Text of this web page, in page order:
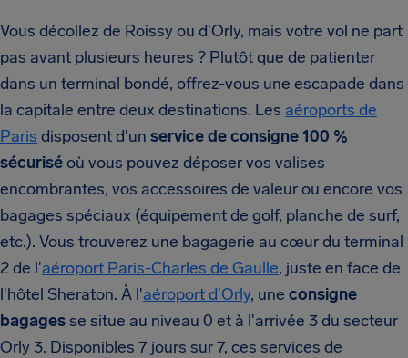
Vous décollez de Roissy ou d'Orly, mais votre vol ne part
pas avant plusieurs heures ? Plutôt que de patienter
dans un terminal bondé, offrez-vous une escapade dans
la capitale entre deux destinations. Les aéroports de
Paris disposent d'un service de consigne 100 %
sécuriséoù vous pouvez déposer vos valises
encombrantes, vos accessoires de valeur ou encore vos
bagages spéciaux (équipement de golf, planche de surf,
etc.). Vous trouverez une bagagerie au cœur du terminal
2 de l'aéroport Paris-Charles de Gaulle, juste en face de
l'hôtel Sheraton. À l'aéroport d'Orly, une consigne
bagagesse situe au niveau 0 et à l'arrivée 3 du secteur
Orly 3. Disponibles 7 jours sur 7, ces services de